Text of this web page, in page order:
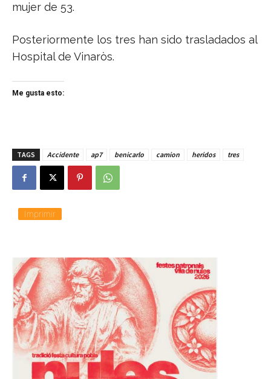
mujer de 53.
Posteriormente los tres han sido trasladados al
Hospital de Vinaròs.
Me gusta esto:
TAGS Accidente ap7 benicarlo camion heridos tres
Imprimir